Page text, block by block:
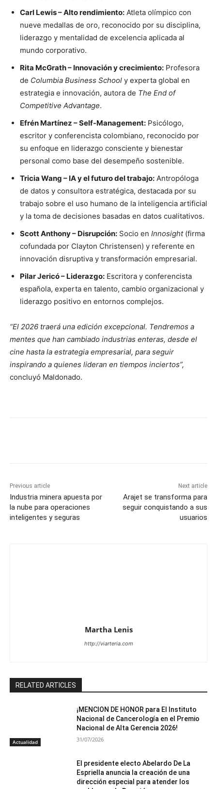
Carl Lewis – Alto rendimiento: Atleta olímpico con
nueve medallas de oro, reconocido por su disciplina,
liderazgo y mentalidad de excelencia aplicada al
mundo corporativo.
Rita McGrath – Innovación y crecimiento: Profesora
de Columbia Business School y experta global en
estrategia e innovación, autora de The End of
Competitive Advantage.
Efrén Martínez – Self-Management: Psicólogo,
escritor y conferencista colombiano, reconocido por
su enfoque en liderazgo consciente y bienestar
personal como base del desempeño sostenible.
Tricia Wang – IA y el futuro del trabajo: Antropóloga
de datos y consultora estratégica, destacada por su
trabajo sobre el uso humano de la inteligencia artificial
y la toma de decisiones basadas en datos cualitativos.
Scott Anthony – Disrupción: Socio en Innosight(firma
cofundada por Clayton Christensen) y referente en
innovación disruptiva y transformación empresarial.
Pilar Jericó – Liderazgo: Escritora y conferencista
española, experta en talento, cambio organizacional y
liderazgo positivo en entornos complejos.
“El 2026 traerá una edición excepcional. Tendremos a
mentes que han cambiado industrias enteras, desde el
cine hasta la estrategia empresarial, para seguir
inspirando a quienes lideran en tiempos inciertos”,
concluyó Maldonado.
Previous article
Industria minera apuesta por
la nube para operaciones
inteligentes y seguras
Next article
Arajet se transforma para
seguir conquistando a sus
usuarios
Martha Lenis
http://viarteria.com
RELATED ARTICLES
Actualidad
¡MENCION DE HONOR para El Instituto
Nacional de Cancerología en el Premio
Nacional de Alta Gerencia 2026!
31/07/2026
El presidente electo Abelardo De La
Espriella anuncia la creación de una
dirección especial para atender los